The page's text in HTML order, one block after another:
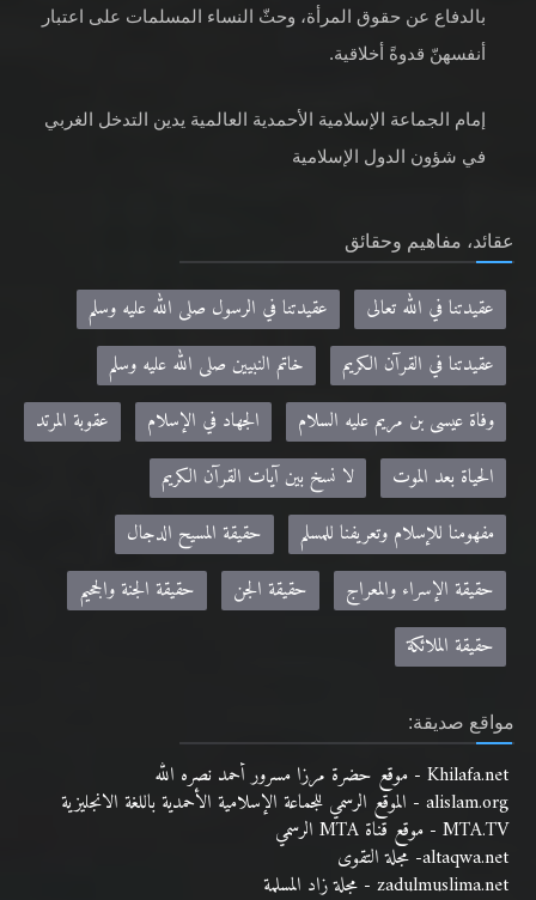
بالدفاع عن حقوق المرأة، وحثّ النساء المسلمات على اعتبار
أنفسهنّ قدوةً أخلاقية.
إمام الجماعة الإسلامية الأحمدية العالمية يدين التدخل الغربي
في شؤون الدول الإسلامية
عقائد، مفاهيم وحقائق
عقيدتنا في الله تعالى
عقيدتنا في الرسول صلى الله عليه وسلم
عقيدتنا في القرآن الكريم
خاتم النبيين صلى الله عليه وسلم
وفاة عيسى بن مريم عليه السلام
الجهاد في الإسلام
عقوبة المرتد
الحياة بعد الموت
لا نسخ بين آيات القرآن الكريم
مفهومنا للإسلام وتعريفنا للمسلم
حقيقة المسيح الدجال
حقيقة الإسراء والمعراج
حقيقة الجن
حقيقة الجنة والجحيم
حقيقة الملائكة
مواقع صديقة:
Khilafa.net - موقع حضرة مرزا مسرور أحمد نصره الله
alislam.org - الموقع الرسمي للجماعة الإسلامية الأحمدية باللغة الانجليزية
MTA.TV - موقع قناة MTA الرسمي
altaqwa.net- مجلة التقوى
zadulmuslima.net - مجلة زاد المسلمة